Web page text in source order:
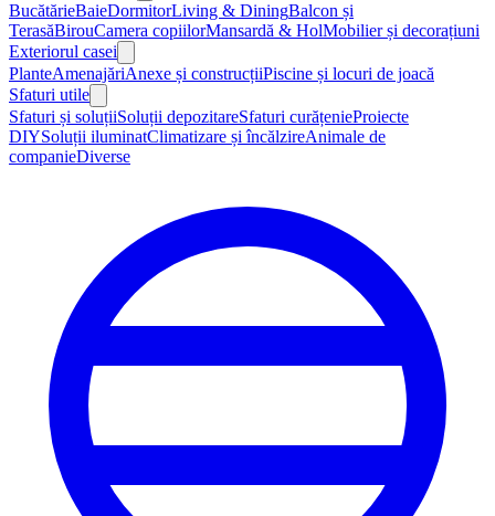
BucătărieBaieDormitorLiving & DiningBalcon și
TerasăBirouCamera copiilorMansardă & HolMobilier și decorațiuni
Exteriorul casei
PlanteAmenajăriAnexe și construcțiiPiscine și locuri de joacă
Sfaturi utile
Sfaturi și soluțiiSoluții depozitareSfaturi curățenieProiecte
DIYSoluții iluminatClimatizare și încălzireAnimale de
companieDiverse